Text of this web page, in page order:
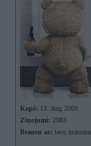
Kopš: 13. Aug 2009
Ziņojumi: 2083
Braucu ar: tavu mammu